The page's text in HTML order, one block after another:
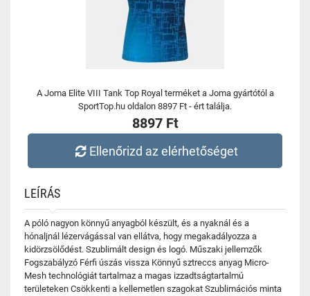
A Joma Elite VIII Tank Top Royal terméket a Joma gyártótól a
SportTop.hu oldalon 8897 Ft - ért találja.
8897 Ft
Ellenőrizd az elérhetőséget
LEÍRÁS
A póló nagyon könnyű anyagból készült, és a nyaknál és a
hónaljnál lézervágással van ellátva, hogy megakadályozza a
kidörzsölődést. Szublimált design és logó. Műszaki jellemzők
Fogszabályzó Férfi úszás vissza Könnyű sztreccs anyag Micro-
Mesh technológiát tartalmaz a magas izzadtságtartalmú
területeken Csökkenti a kellemetlen szagokat Szublimációs minta